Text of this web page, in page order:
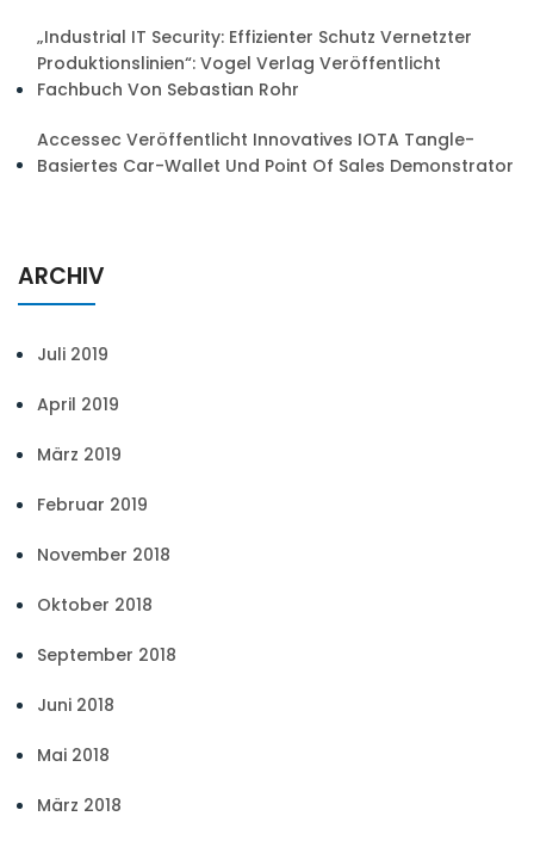
„Industrial IT Security: Effizienter Schutz Vernetzter
Produktionslinien“: Vogel Verlag Veröffentlicht
Fachbuch Von Sebastian Rohr
Accessec Veröffentlicht Innovatives IOTA Tangle-
Basiertes Car-Wallet Und Point Of Sales Demonstrator
ARCHIV
Juli 2019
April 2019
März 2019
Februar 2019
November 2018
Oktober 2018
September 2018
Juni 2018
Mai 2018
März 2018